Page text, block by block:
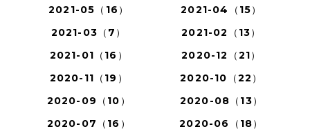
2021-05（16）
2021-04（15）
2021-03（7）
2021-02（13）
2021-01（16）
2020-12（21）
2020-11（19）
2020-10（22）
2020-09（10）
2020-08（13）
2020-07（16）
2020-06（18）